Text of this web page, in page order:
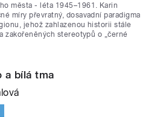
města - léta 1945–1961. Karin
míry převratný, dosavadní paradigma
jehož zahlazenou historii stále
zakořeněných stereotypů o „černé
a bílá tma